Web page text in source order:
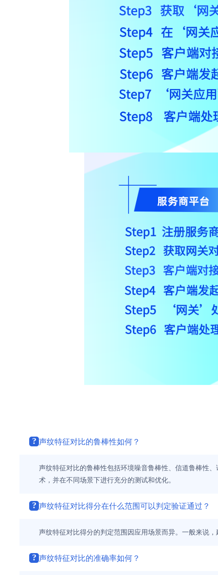
? 声纹特征对比的鲁棒性如何？
声纹特征对比的鲁棒性包括环境噪音鲁棒性、信道鲁棒性
术，并在不同场景下进行充分的测试和优化。
? 声纹特征对比得分在什么范围可以判定验证通过？
声纹特征对比得分的判定范围因应用场景而异。一般来说
? 声纹特征对比的准确率如何？